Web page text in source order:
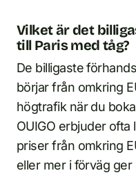
Vilket är det
till Paris med tåg?
De billigaste
börjar från omkring
högtrafik när du
OUIGO erbjuder
priser från omkring
eller mer i förväg